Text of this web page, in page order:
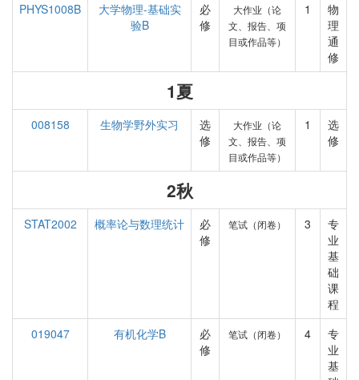
PHYS1008B
大学物理-基础实
验B
必
修
大作业（论
文、报告、项
目或作品等）
1
物
理
通
修
1夏
008158 生物学野外实习
选
修
大作业（论
文、报告、项
目或作品等）
1
选
修
2秋
STAT2002 概率论与数理统计
必
修
笔试（闭卷） 3
专
业
基
础
课
程
019047
有机化学B
必
修
笔试（闭卷） 4
专
业
基